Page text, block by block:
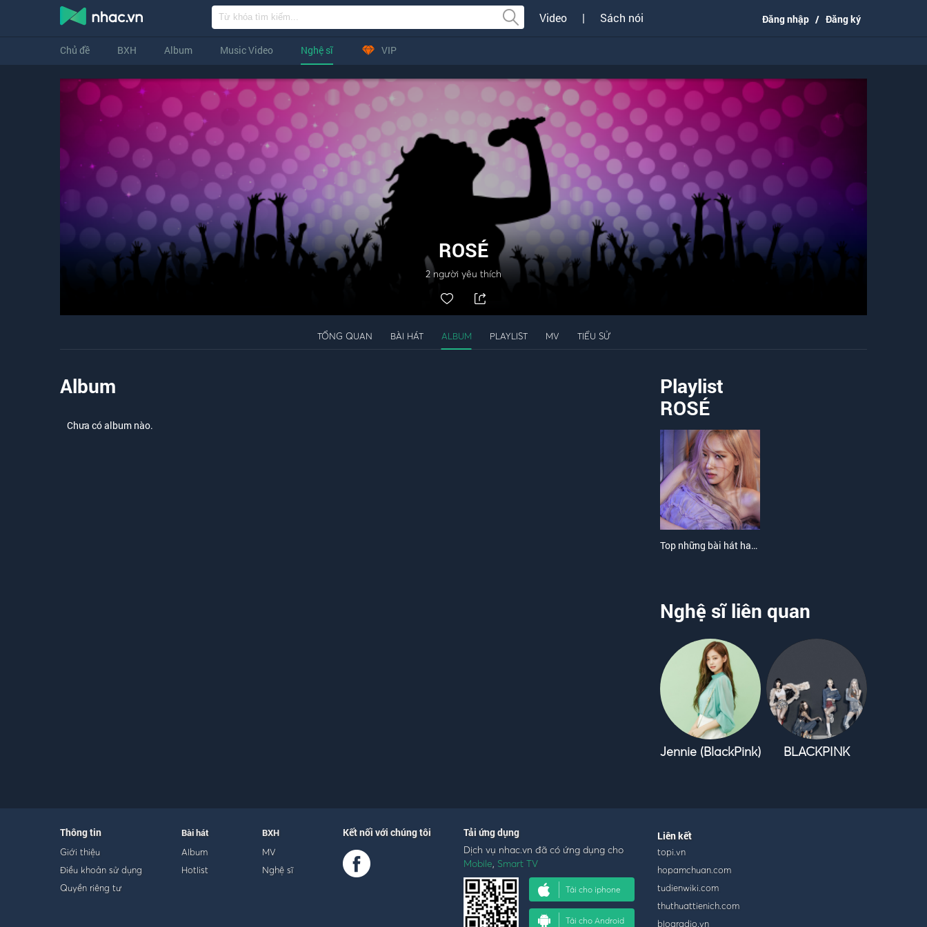
Video | Sách nói Đăng nhập / Đăng ký
Chủ đề BXH Album Music Video Nghệ sĩ VIP
ROSÉ
2 người yêu thích
TỔNG QUAN BÀI HÁT ALBUM PLAYLIST MV TIỂU SỬ
Album
Chưa có album nào.
Playlist
ROSÉ
Top những bài hát hay nhất của ROSÉ
Nghệ sĩ liên quan
Jennie (BlackPink) BLACKPINK
Thông tin
Giới thiệu
Điều khoản sử dụng
Quyền riêng tư
Bài hát
Album
Hotlist
BXH
MV
Nghệ sĩ
Kết nối với chúng tôi Tải ứng dụng
Dịch vụ nhac.vn đã có ứng dụng cho
Mobile, Smart TV
Tải cho iphone
Tải cho Android
Liên kết
topi.vn
hopamchuan.com
tudienwiki.com
thuthuattienich.com
blogradio.vn